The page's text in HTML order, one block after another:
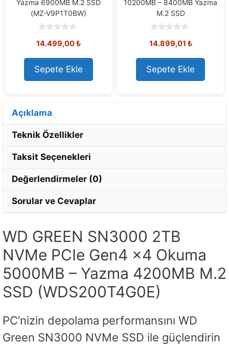
Yazma 6900MB M.2 SSD
(MZ-V9P1T0BW)
o
t
o
f
5
14.499,00₺
Sepete Ekle
10200MB – 8400MB Yazma
M.2 SSD
o
t
o
f
5
14.899,01 ₺
Sepete Ekle
Açıklama
Teknik Özellikler
Taksit Seçenekleri
Değerlendirmeler (0)
Sorular ve Cevaplar
WD GREEN SN3000 2TB
NVMe PCIe Gen4 x4 Okuma
5000MB – Yazma 4200MB M.2
SSD (WDS200T4G0E)
PC’nizin depolama performansını WD
Green SN3000 NVMe SSD ile güçlendirin